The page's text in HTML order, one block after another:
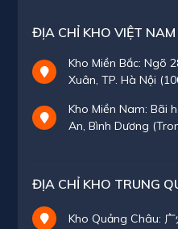
ĐỊA CHỈ KHO VIỆT NAM
Kho Miền Bắc: Ngõ
Xuân, TP. Hà Nội
Kho Miền Nam: Bãi
An, Bình Dương
ĐỊA CHỈ KHO TRUNG
Kho Quảng Châu: